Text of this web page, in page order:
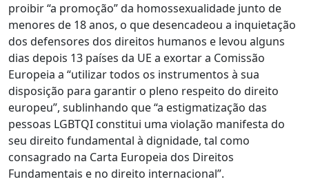
proibir “a promoção” da homossexualidade junto de
menores de 18 anos, o que desencadeou a inquietação
dos defensores dos direitos humanos e levou alguns
dias depois 13 países da UE a exortar a Comissão
Europeia a “utilizar todos os instrumentos à sua
disposição para garantir o pleno respeito do direito
europeu”, sublinhando que “a estigmatização das
pessoas LGBTQI constitui uma violação manifesta do
seu direito fundamental à dignidade, tal como
consagrado na Carta Europeia dos Direitos
Fundamentais e no direito internacional”.